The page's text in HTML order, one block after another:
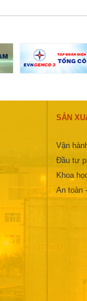
SẢN
Vận
Đầu tư
Khoa
An toàn